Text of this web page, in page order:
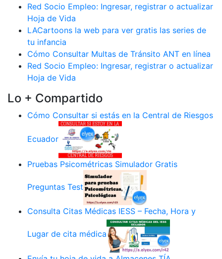
Red Socio Empleo: Ingresar, registrar o actualizar
Hoja de Vida
LACartoons la web para ver gratis las series de
tu infancia
Cómo Consultar Multas de Tránsito ANT en línea
Red Socio Empleo: Ingresar, registrar o actualizar
Hoja de Vida
Lo + Compartido
Cómo Consultar si estás en la Central de Riesgos
Ecuador
Pruebas Psicométricas Simulador Gratis
Preguntas Test
Consulta Citas Médicas IESS – Fecha, Hora y
Lugar de cita médica